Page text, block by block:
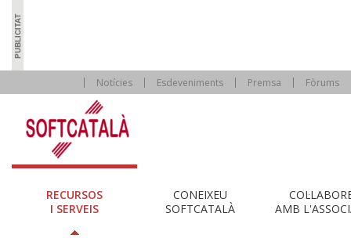
Notícies Esdeveniments Premsa Fòrums
RECURSOS
I SERVEIS
CONEIXEU
SOFTCATALÀ
AMB